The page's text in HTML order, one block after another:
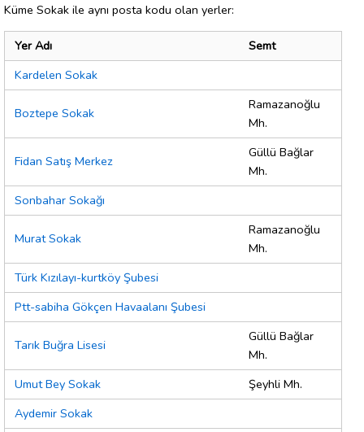
Küme Sokak ile aynı posta kodu olan yerler:
Yer Adı
Semt
Kardelen Sokak
Boztepe Sokak
Ramazanoğlu
Mh.
Fidan Satış Merkez
Güllü Bağlar
Mh.
Sonbahar Sokağı
Murat Sokak
Ramazanoğlu
Mh.
Türk Kızılayı-kurtköy Şubesi
Ptt-sabiha Gökçen Havaalanı Şubesi
Tarık Buğra Lisesi
Güllü Bağlar
Mh.
Umut Bey Sokak
Şeyhli Mh.
Aydemir Sokak